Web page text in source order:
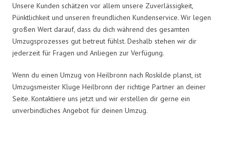
Unsere Kunden schätzen vor allem unsere Zuverlässigkeit,
Pünktlichkeit und unseren freundlichen Kundenservice. Wir legen
großen Wert darauf, dass du dich während des gesamten
Umzugsprozesses gut betreut fühlst. Deshalb stehen wir dir
jederzeit für Fragen und Anliegen zur Verfügung.
Wenn du einen Umzug von Heilbronn nach Roskilde planst, ist
Umzugsmeister Kluge Heilbronn der richtige Partner an deiner
Seite. Kontaktiere uns jetzt und wir erstellen dir gerne ein
unverbindliches Angebot für deinen Umzug.